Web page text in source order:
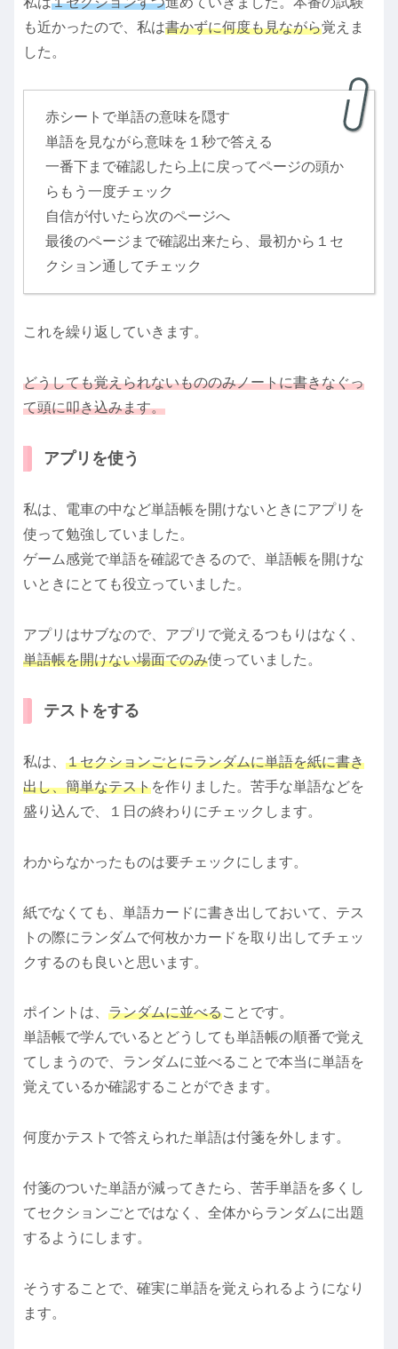
も近かったので、私は書かずに何度も見ながら覚えま
した。
赤シートで単語の意味を隠す
単語を見ながら意味を１秒で答える
一番下まで確認したら上に戻ってページの頭か
らもう一度チェック
自信が付いたら次のページへ
最後のページまで確認出来たら、最初から１セ
クション通してチェック
これを繰り返していきます。
どうしても覚えられないもののみノートに書きなぐっ
て頭に叩き込みます。
アプリを使う
私は、電車の中など単語帳を開けないときにアプリを
使って勉強していました。
ゲーム感覚で単語を確認できるので、単語帳を開けな
いときにとても役立っていました。
アプリはサブなので、アプリで覚えるつもりはなく、
単語帳を開けない場面でのみ使っていました。
テストをする
私は、 １セクションごとにランダムに単語を紙に書き
出し、簡単なテストを作りました。苦手な単語などを
盛り込んで、１日の終わりにチェックします。
わからなかったものは要チェックにします。
紙でなくても、単語カードに書き出しておいて、テス
トの際にランダムで何枚かカードを取り出してチェッ
クするのも良いと思います。
ポイントは、 ランダムに並べることです。
単語帳で学んでいるとどうしても単語帳の順番で覚え
てしまうので、ランダムに並べることで本当に単語を
覚えているか確認することができます。
何度かテストで答えられた単語は付箋を外します。
付箋のついた単語が減ってきたら、苦手単語を多くし
てセクションごとではなく、全体からランダムに出題
するようにします。
そうすることで、確実に単語を覚えられるようになり
ます。